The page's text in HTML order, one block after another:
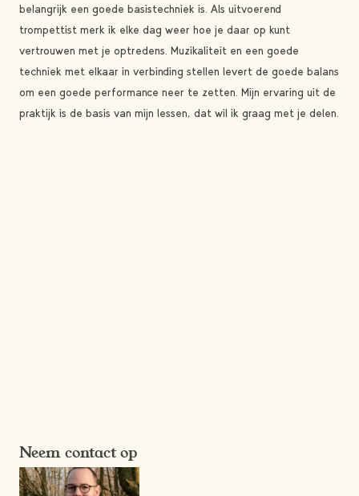
belangrijk een goede basistechniek is. Als uitvoerend
trompettist merk ik elke dag weer hoe je daar op kunt
vertrouwen met je optredens. Muzikaliteit en een goede
techniek met elkaar in verbinding stellen levert de goede balans
om een goede performance neer te zetten. Mijn ervaring uit de
praktijk is de basis van mijn lessen, dat wil ik graag met je delen.
Neem contact op